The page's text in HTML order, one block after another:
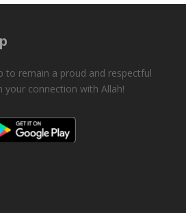
to remain a proud and respectful
your connection with Allah!
DOWNLOAD